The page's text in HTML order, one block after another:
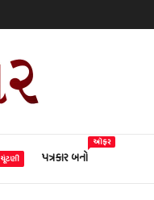
ચૂંટણી પત્રકાર બનો
ઓફર